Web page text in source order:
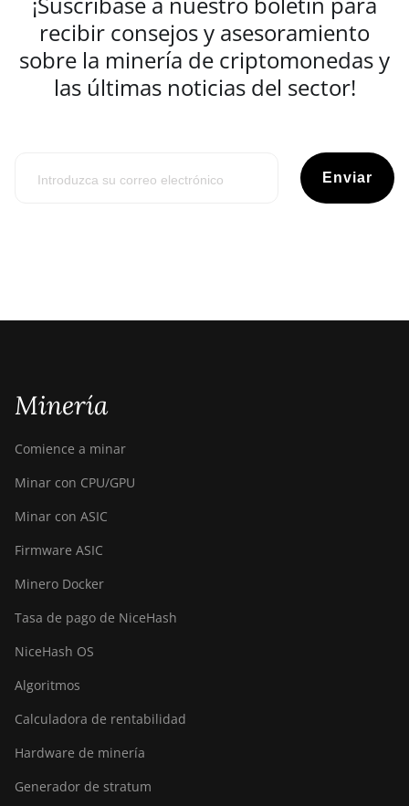
recibir consejos y asesoramiento
sobre la minería de criptomonedas y
las últimas noticias del sector!
Enviar
Minería
Comience a minar
Minar con CPU/GPU
Minar con ASIC
Firmware ASIC
Minero Docker
Tasa de pago de NiceHash
NiceHash OS
Algoritmos
Calculadora de rentabilidad
Hardware de minería
Generador de stratum